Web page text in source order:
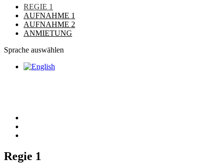
REGIE 1
AUFNAHME 1
AUFNAHME 2
ANMIETUNG
Sprache auswählen
Regie 1